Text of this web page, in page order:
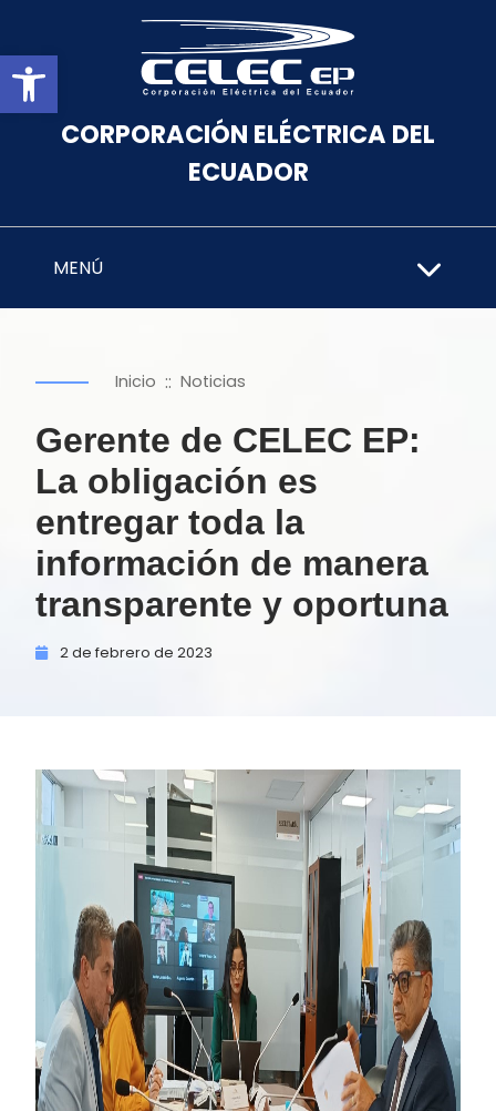
Abrir barra de herramientas
CORPORACIÓN ELÉCTRICA DEL
ECUADOR
MENÚ
Inicio :: Noticias
Gerente de CELEC EP:
La obligación es
entregar toda la
información de manera
transparente y oportuna
2 de febrero de 2023